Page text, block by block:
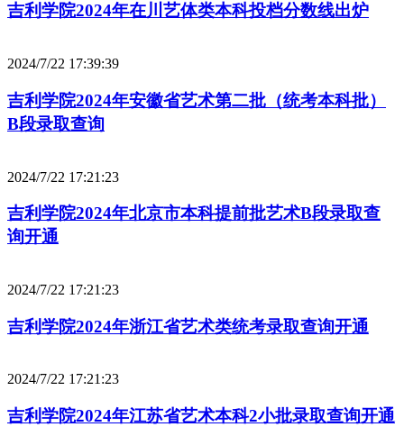
吉利学院2024年在川艺体类本科投档分数线出炉
2024/7/22 17:39:39
吉利学院2024年安徽省艺术第二批（统考本科批）
B段录取查询
2024/7/22 17:21:23
吉利学院2024年北京市本科提前批艺术B段录取查
询开通
2024/7/22 17:21:23
吉利学院2024年浙江省艺术类统考录取查询开通
2024/7/22 17:21:23
吉利学院2024年江苏省艺术本科2小批录取查询开通